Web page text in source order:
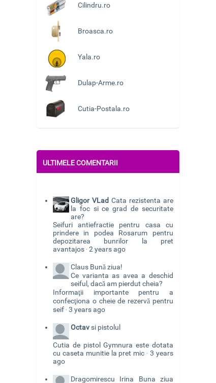
Cilindru.ro
Broasca.ro
Yala.ro
Dulap-Arme.ro
Cutia-Postala.ro
ULTIMELE COMENTARII
Gligor VLad Cata rezistenta are
la foc si ce grad de securitate
are?
Seifuri antiefractie pentru casa cu
prindere in podea Rosarum pentru
depozitarea bunrilor la pret
avantajos · 2 years ago
Claus Bună ziua!
Ce varianta as avea a deschid
seiful, dacă am pierdut cheia?
Informaţii importante pentru a
confecţiona o cheie de rezervă pentru
seif · 3 years ago
Octav si pistolul
Cutia de pistol Gymnura este dotata
cu caseta munitie la pret mic · 3 years
ago
Dragomirescu Irina Buna ziua